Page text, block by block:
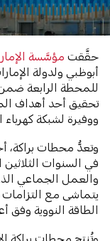
حقَّقتمؤسَّسة
أبوظبي ولدولة
للمحطة الرابعة
تحقيق أحد أهداف
ووفيرة لشبكة كهرباء
وتعدُّ محطات براكة،
في السنوات
والعمل الجماعي الذي
الطاقة النووية وفق